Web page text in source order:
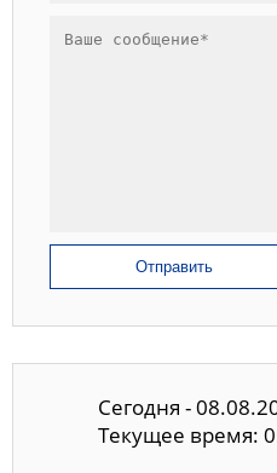
Отправить
Сегодня -
Текущее время: